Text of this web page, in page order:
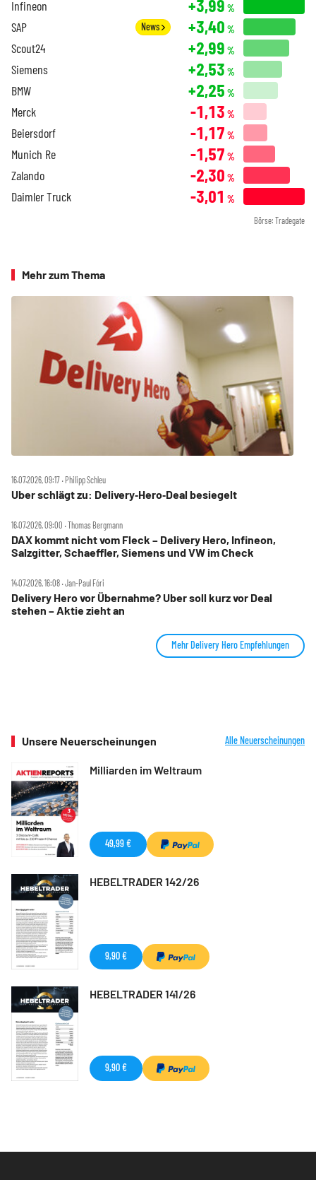
Infineon +3,99 %
SAP News +3,40 %
Scout24 +2,99 %
Siemens +2,53 %
BMW +2,25 %
Merck -1,13 %
Beiersdorf -1,17 %
Munich Re -1,57 %
Zalando -2,30 %
Daimler Truck -3,01 %
Börse: Tradegate
Mehr zum Thema
16.07.2026, 09:17 ‧ Philipp Schleu
Uber schlägt zu: Delivery‑Hero‑Deal besiegelt
16.07.2026, 09:00 ‧ Thomas Bergmann
DAX kommt nicht vom Fleck – Delivery Hero, Infineon,
Salzgitter, Schaeffler, Siemens und VW im Check
14.07.2026, 16:08 ‧ Jan-Paul Fóri
Delivery Hero vor Übernahme? Uber soll kurz vor Deal
stehen – Aktie zieht an
Mehr Delivery Hero Empfehlungen
Unsere Neuerscheinungen Alle Neuerscheinungen
Milliarden im Weltraum
49,99 €
HEBELTRADER 142/26
9,90 €
HEBELTRADER 141/26
9,90 €